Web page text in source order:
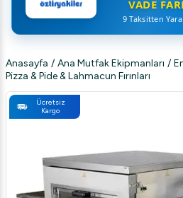
VADE
9 Taksitten
Anasayfa / Ana Mutfak Ekipmanları /
Pizza & Pide & Lahmacun Fırınları
Ücretsiz
Kargo